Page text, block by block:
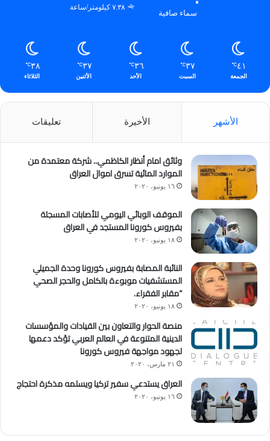
سماء صافية
٧.٣٨ كيلومتر/ساعة
٤١℃
الجمعة
٣٧℃
السبت
٣٦℃
الأحد
٣٧℃
الأثنين
٣٨℃
الثلاثاء
الأشهر الأخيرة تعليقات
وثائق امام أنظار الكاظمي.. شركة معتمدة من
الموارد المائية تسرق اموال العراق
١٦ يونيو، ٢٠٢٠
الموقف الوبائي اليومي للأصابات المسجلة
بفيروس كورونا المستجد في العراق
١٨ يونيو، ٢٠٢٠
النائبة المصابة بفيروس كورونا وحدة الجميلي
المستشفيات موبوءة بالكامل والحجر الصحي
“مقابر الفقراء.
١٨ يونيو، ٢٠٢٠
منصة الحوار والتعاون بين القيادات والمؤسسات
الدينية المتنوعة في العالم العربي تؤكد دعمها
لجهود مواجهة فيروس كورونا
٢١ مارس، ٢٠٢٠
العراق يستدعي سفير تركيا ويسلمه مذكرة احتجاج
١٦ يونيو، ٢٠٢٠